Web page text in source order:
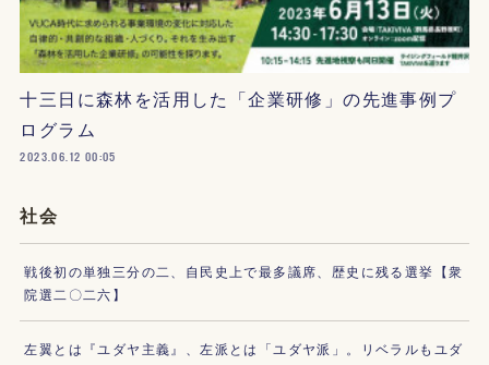
十三日に森林を活用した「企業研修」の先進事例プ
ログラム
2023.06.12 00:05
社会
戦後初の単独三分の二、自民史上で最多議席、歴史に残る選挙【衆
院選二〇二六】
左翼とは『ユダヤ主義』、左派とは「ユダヤ派」。リベラルもユダ